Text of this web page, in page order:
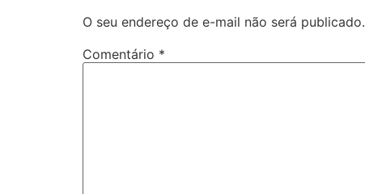
O seu endereço de e-mail não será publicado.
Comentário *